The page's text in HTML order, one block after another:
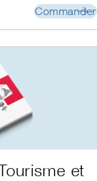
Commander
et